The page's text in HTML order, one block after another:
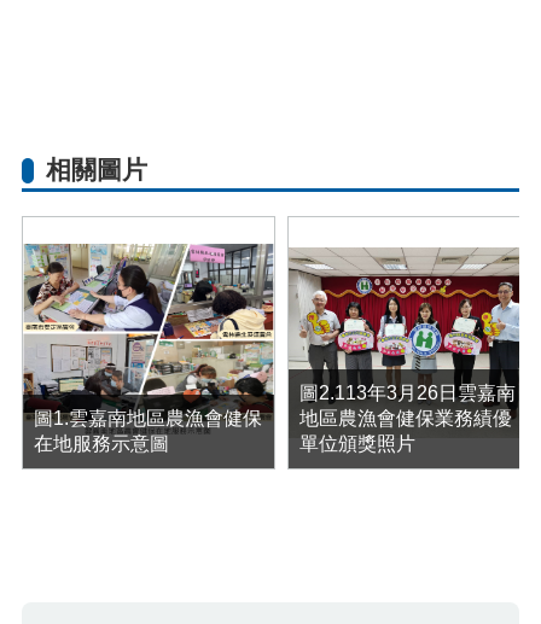
相關圖片
圖1.雲嘉南地區農漁會健保
在地服務示意圖
圖2.113年3月26日雲嘉南
地區農漁會健保業務績優
單位頒獎照片